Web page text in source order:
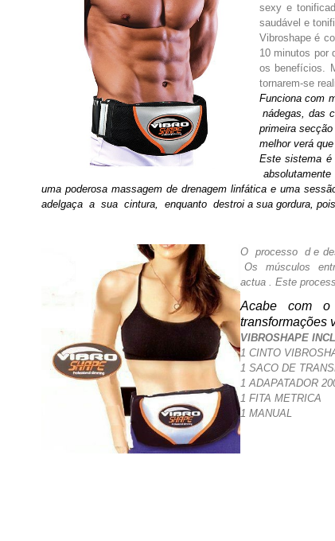
sexy e
saudável e
Vibroshape é
10 minutos por
os benefícios.
tornarem-se
Funciona com
nádegas, das
primeira
melhor verá
Este sistema
uma poderosa massagem de drenagem linfática e uma
adelgaça a sua cintura, enquanto destroi a sua gordura,
O processo d e
Os músculos
actua . Este
Acabe com o
transformações
VIBROSHAPE
1 CINTO
1 SACO DE
1 ADAPATADOR
1 FITA METRICA
1 MANUAL